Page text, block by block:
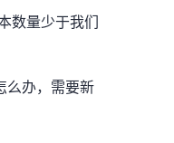
数量少于我们
么办，需要新